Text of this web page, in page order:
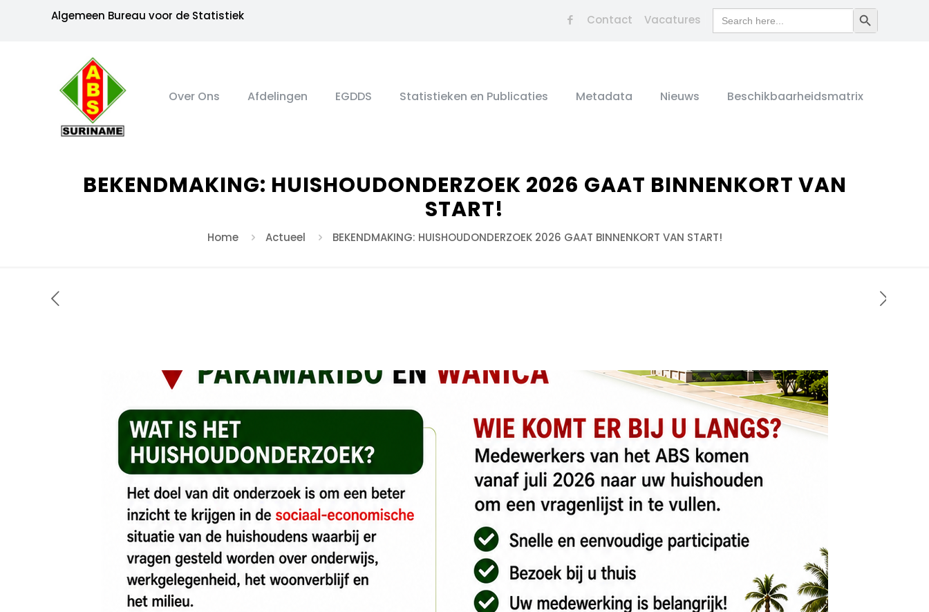
Algemeen Bureau voor de Statistiek Contact Vacatures Search
for: Search Button
Over Ons Afdelingen EGDDS Statistieken en Publicaties Metadata Nieuws Beschikbaarheidsmatrix
BEKENDMAKING: HUISHOUDONDERZOEK 2026 GAAT BINNENKORT VAN
START!
Home Actueel BEKENDMAKING: HUISHOUDONDERZOEK 2026 GAAT BINNENKORT VAN START!